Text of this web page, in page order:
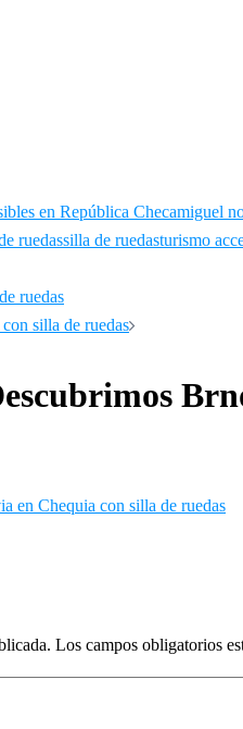
en República Checamiguel
ruedassilla de ruedasturismo
ruedas
silla de ruedas
en Chequia con silla de ruedas
Los campos obligatorios